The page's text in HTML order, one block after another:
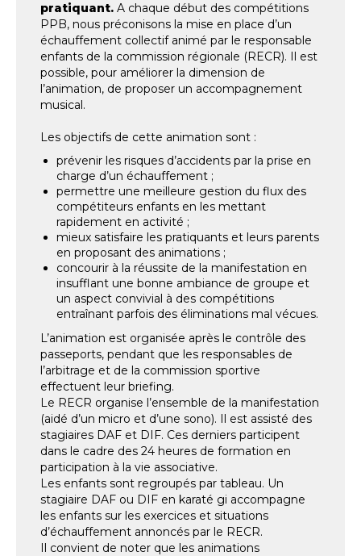
pratiquant. A chaque début des compétitions
PPB, nous préconisons la mise en place d’un
échauffement collectif animé par le responsable
enfants de la commission régionale (RECR). Il est
possible, pour améliorer la dimension de
l’animation, de proposer un accompagnement
musical.
Les objectifs de cette animation sont :
prévenir les risques d’accidents par la prise en
charge d’un échauffement ;
permettre une meilleure gestion du flux des
compétiteurs enfants en les mettant
rapidement en activité ;
mieux satisfaire les pratiquants et leurs parents
en proposant des animations ;
concourir à la réussite de la manifestation en
insufflant une bonne ambiance de groupe et
un aspect convivial à des compétitions
entraînant parfois des éliminations mal vécues.
L’animation est organisée après le contrôle des
passeports, pendant que les responsables de
l’arbitrage et de la commission sportive
effectuent leur briefing.
Le RECR organise l’ensemble de la manifestation
(aidé d’un micro et d’une sono). Il est assisté des
stagiaires DAF et DIF. Ces derniers participent
dans le cadre des 24 heures de formation en
participation à la vie associative.
Les enfants sont regroupés par tableau. Un
stagiaire DAF ou DIF en karaté gi accompagne
les enfants sur les exercices et situations
d’échauffement annoncés par le RECR.
Il convient de noter que les animations